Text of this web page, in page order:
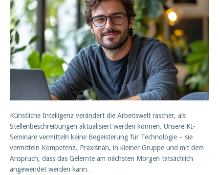
Künstliche Intelligenz verändert die Arbeitswelt rascher, als
Stellenbeschreibungen aktualisiert werden können. Unsere KI-
Seminare vermitteln keine Begeisterung für Technologie – sie
vermitteln Kompetenz. Praxisnah, in kleiner Gruppe und mit dem
Anspruch, dass das Gelernte am nächsten Morgen tatsächlich
angewendet werden kann.